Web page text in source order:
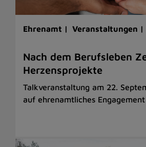
Ehrenamt | Veranstaltungen |
Nach dem Berufsleben
Herzensprojekte
Talkveranstaltung am 22.
auf ehrenamtliches